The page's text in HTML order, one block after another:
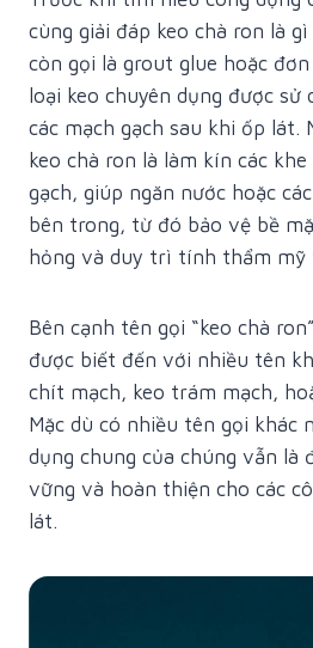
cùng giải đáp keo chà ron là
còn gọi là grout glue hoặc
loại keo chuyên dụng được
các mạch gạch sau khi ốp lát.
keo chà ron là làm kín các
gạch, giúp ngăn nước hoặc
bên trong, từ đó bảo vệ bề
hỏng và duy trì tính thẩm mỹ
Bên cạnh tên gọi “keo chà
được biết đến với nhiều tên
chít mạch, keo trám mạch,
Mặc dù có nhiều tên gọi khác
dụng chung của chúng vẫn là
vững và hoàn thiện cho các
lát.